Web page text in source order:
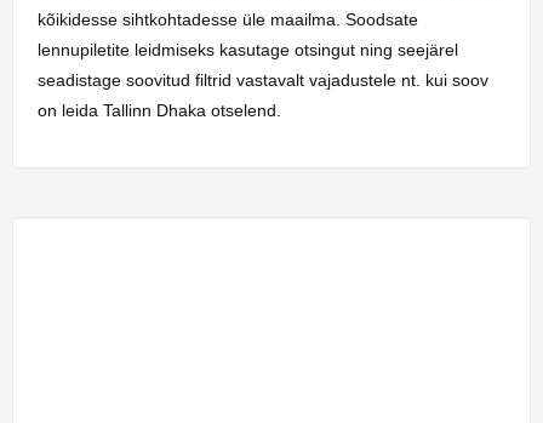
kõikidesse sihtkohtadesse üle maailma. Soodsate
lennupiletite leidmiseks kasutage otsingut ning seejärel
seadistage soovitud filtrid vastavalt vajadustele nt. kui soov
on leida Tallinn Dhaka otselend.